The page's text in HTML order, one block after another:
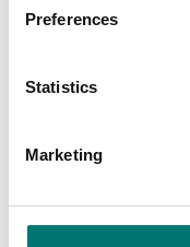
Preferences
Statistics
Marketing